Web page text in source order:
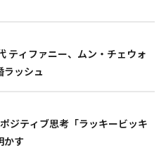
ティファニー、ムン・チェウォ
ッシュ
ジティブ思考「ラッキービッキ
かす